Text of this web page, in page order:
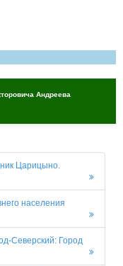
Андреева
Царицыно.
населения
Северский: Город